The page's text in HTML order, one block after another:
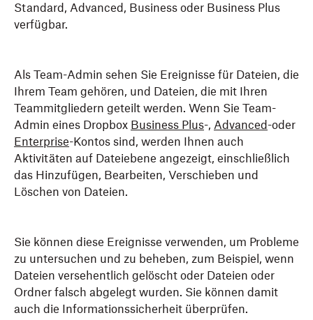
Standard, Advanced, Business oder Business Plus
verfügbar.
Als Team-Admin sehen Sie Ereignisse für Dateien, die
Ihrem Team gehören, und Dateien, die mit Ihren
Teammitgliedern geteilt werden. Wenn Sie Team-
Admin eines Dropbox Business Plus-, Advanced -oder
Enterprise-Kontos sind, werden Ihnen auch
Aktivitäten auf Dateiebene angezeigt, einschließlich
das Hinzufügen, Bearbeiten, Verschieben und
Löschen von Dateien.
Sie können diese Ereignisse verwenden, um Probleme
zu untersuchen und zu beheben, zum Beispiel, wenn
Dateien versehentlich gelöscht oder Dateien oder
Ordner falsch abgelegt wurden. Sie können damit
auch die Informationssicherheit überprüfen.